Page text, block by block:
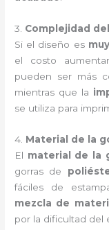
3. Complejidad
Si el diseño es
el costo
pueden ser más
mientras que la
se utiliza para
4. Material de la
El material de la
gorras de
fáciles de
mezcla de
por la dificultad del